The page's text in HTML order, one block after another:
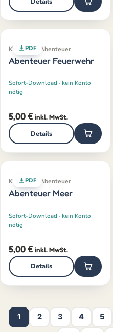
PDF
Klassiker · Abenteuer
Abenteuer Feuerwehr
Sofort-Download · kein Konto
nötig
5,00€ inkl. MwSt.
Details
PDF
Klassiker · Abenteuer
Abenteuer Meer
Sofort-Download · kein Konto
nötig
5,00€ inkl. MwSt.
Details
1 2 3 4 5